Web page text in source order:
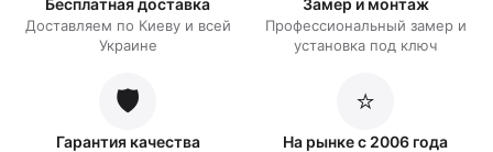
Доставляем по Киеву и всей
Украине
Профессиональный замер и
установка под ключ
🛡️
Гарантия качества
⭐
На рынке с 2006 года